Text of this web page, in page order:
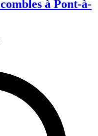
à Pont-à-